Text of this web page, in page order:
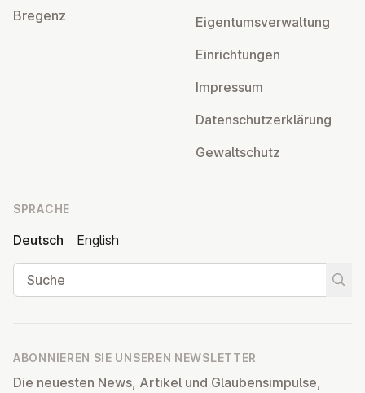
Bregenz
Ei­gen­tums­ver­wal­tung
Ein­rich­tun­gen
Impressum
Da­ten­schutz­er­klä­rung
Ge­walt­schutz
SPRACHE
Deutsch
English
Suche
ABONNIEREN SIE UNSEREN NEWSLETTER
Die neuesten News, Artikel und Glaubensimpulse,